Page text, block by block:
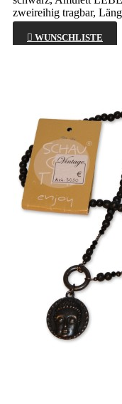
zweireihig tragbar,
 WUNSCHLISTE